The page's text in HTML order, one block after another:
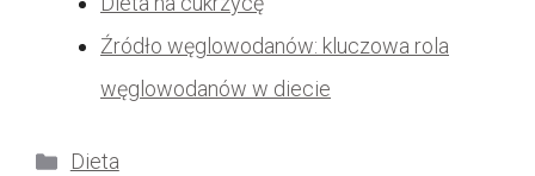
Źródło węglowodanów: kluczowa rola
węglowodanów w diecie
Kategorie
Dieta